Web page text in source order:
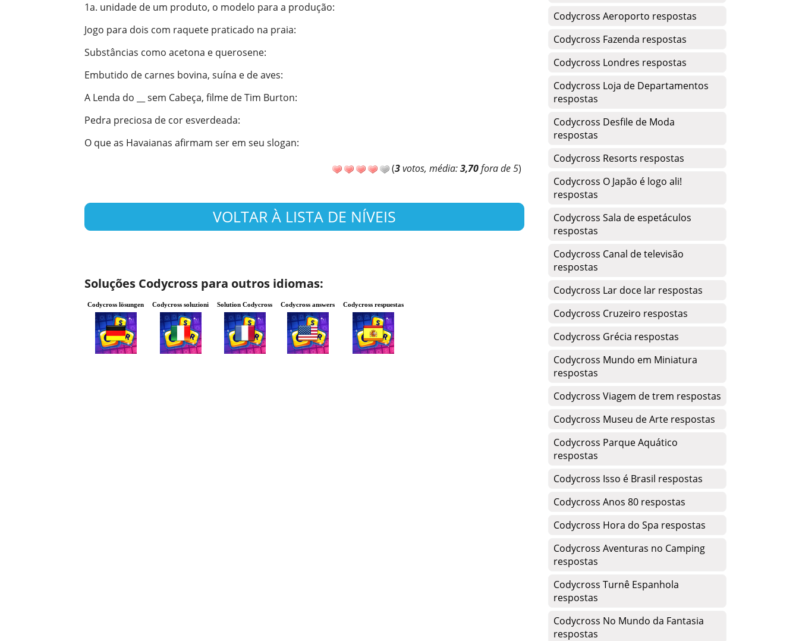
1a. unidade de um produto, o modelo para a produção:
Jogo para dois com raquete praticado na praia:
Substâncias como acetona e querosene:
Embutido de carnes bovina, suína e de aves:
A Lenda do __ sem Cabeça, filme de Tim Burton:
Pedra preciosa de cor esverdeada:
O que as Havaianas afirmam ser em seu slogan:
(3votos, média:3,70fora de 5)
VOLTAR À LISTA DE NÍVEIS
Soluções Codycross para outros idiomas:
Codycross lösungen Codycross soluzioni Solution Codycross Codycross answers Codycross respuestas
Codycross Aeroporto respostas
Codycross Fazenda respostas
Codycross Londres respostas
Codycross Loja de Departamentos
respostas
Codycross Desfile de Moda
respostas
Codycross Resorts respostas
Codycross O Japão é logo ali!
respostas
Codycross Sala de espetáculos
respostas
Codycross Canal de televisão
respostas
Codycross Lar doce lar respostas
Codycross Cruzeiro respostas
Codycross Grécia respostas
Codycross Mundo em Miniatura
respostas
Codycross Viagem de trem respostas
Codycross Museu de Arte respostas
Codycross Parque Aquático
respostas
Codycross Isso é Brasil respostas
Codycross Anos 80 respostas
Codycross Hora do Spa respostas
Codycross Aventuras no Camping
respostas
Codycross Turnê Espanhola
respostas
Codycross No Mundo da Fantasia
respostas